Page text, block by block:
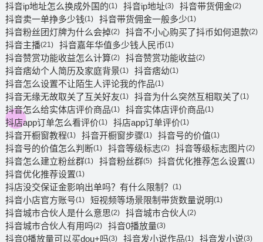
抖音ip地址怎么换成外国的(1) 抖音ip地址(3) 抖音带货佣金(2)
抖音卖一单挣多少钱(1) 抖音带货佣金一般多少(1)
抖音粉丝团灯牌为什么会掉(2) 抖音不小心购买了抖币如何退款(2)
抖音主播(21) 抖音嘉年华值多少钱人民币(1)
抖音赞赏功能收益怎么计算(2) 抖音赞赏功能收益(2)
抖音痞幼个人简历及家庭背景(1) 抖音痞幼(1)
抖音怎么设置不让陌生人评论我的作品(1)
抖音无缘无故取关了互关好友(1) 抖音为什么突然互相取关了(1)
抖音怎么给实体店评价商品(1) 抖音实体店评价商品(1)
抖店app订单怎么看评价(1) 抖店app订单评价(1)
抖音开橱窗教程(1) 抖音开橱窗步骤(1) 抖音号的价值(1)
抖音号的价值怎么判断(1) 抖音等级标志(2) 抖音等级标志图片(2)
抖音怎么建立粉丝群(1) 抖音粉丝群(5) 抖音优化推荐怎么设置(1)
抖音优化推荐设置(1)
抖店没交保证金影响出单吗？有什么限制？ (1)
抖音小店官方账号(1) 短视频等场景限制带货数量说明(1)
抖音城市合伙人是什么意思(2) 抖音城市合伙人(2)
抖音城市合伙人有用吗(2) 抖音0播放量(3)
抖音0播放量可以买dou+吗(3) 抖音发小说作品(1) 抖音发小说(3)